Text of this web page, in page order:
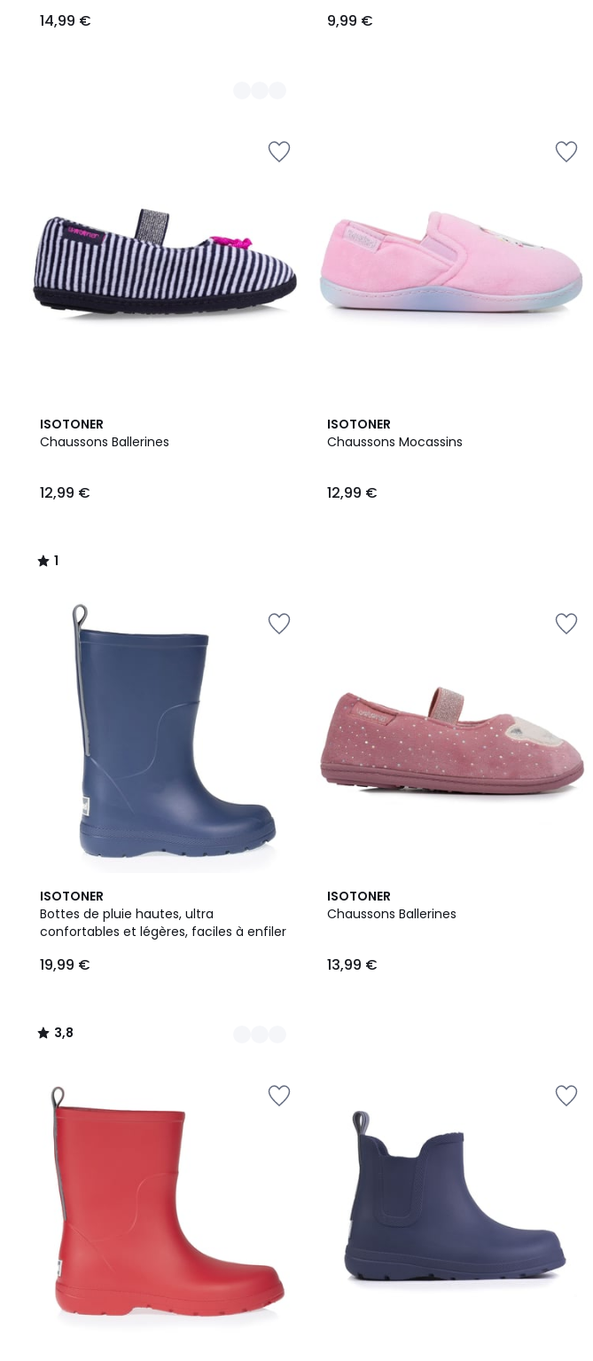
14,99 € 9,99 €
ISOTONER
Chaussons Ballerines
12,99 €
1
/
1
/
ISOTONER
Chaussons Mocassins
12,99 €
ISOTONER
Bottes de pluie hautes, ultra
confortables et légères, faciles à enfiler
19,99 €
3,8
/ 5
5
Couleurs
3,8
/
ISOTONER
Chaussons Ballerines
13,99 €